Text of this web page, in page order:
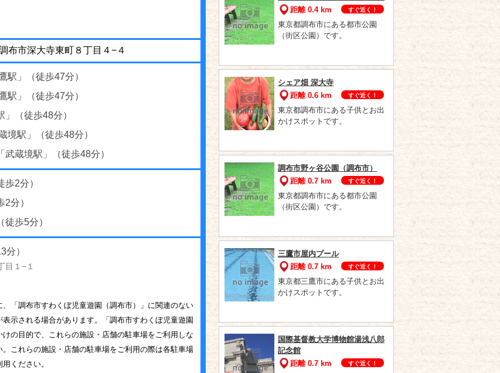
布市深大寺東町８丁目４−４
駅」（徒歩47分）
駅」（徒歩47分）
（徒歩48分）
境駅」（徒歩48分）
武蔵境駅」（徒歩48分）
2分）
分）
歩5分）
分）
目１−１
「調布市すわくぼ児童遊園（調布市）」に関連のない
示される場合があります。「調布市すわくぼ児童遊園
けの目的で、これらの施設・店舗の駐車場をご利用しな
。これらの施設・店舗の駐車場をご利用の際は各駐車場
ください。
距離 0.4 km
すぐ近く！
東京都調布市にある都市公園
（街区公園）です。
シェア畑 深大寺
距離 0.6 km
すぐ近く！
東京都調布市にある子供とお出
かけスポットです。
調布市野ヶ谷公園（調布市）
距離 0.7 km
すぐ近く！
東京都調布市にある都市公園
（街区公園）です。
三鷹市屋内プール
距離 0.7 km
すぐ近く！
東京都三鷹市にある子供とお出
かけスポットです。
国際基督教大学博物館湯浅八郎
記念館
距離 0.7 km
すぐ近く！